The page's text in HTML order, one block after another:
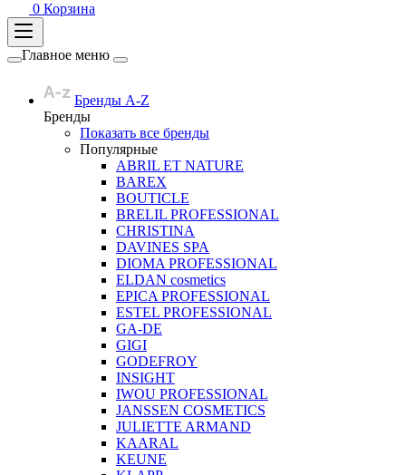
0 Корзина
Главное меню
Бренды A-Z
Бренды
Показать все бренды
Популярные
ABRIL ET NATURE
BAREX
BOUTICLE
BRELIL PROFESSIONAL
CHRISTINA
DAVINES SPA
DIOMA PROFESSIONAL
ELDAN cosmetics
EPICA PROFESSIONAL
ESTEL PROFESSIONAL
GA-DE
GIGI
GODEFROY
INSIGHT
IWOU PROFESSIONAL
JANSSEN COSMETICS
JULIETTE ARMAND
KAARAL
KEUNE